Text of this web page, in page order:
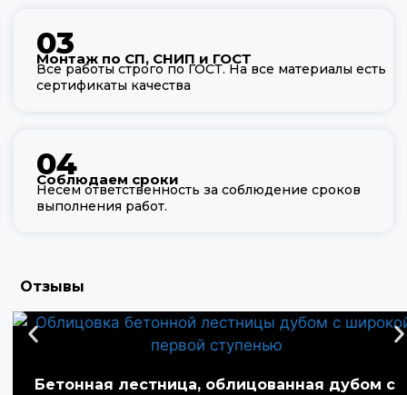
03
Монтаж по СП, СНИП и ГОСТ
Все работы строго по ГОСТ. На все материалы есть
сертификаты качества
04
Соблюдаем сроки
Несем ответственность за соблюдение сроков
выполнения работ.
Отзывы
Бетонная лестница, облицованная дубом с